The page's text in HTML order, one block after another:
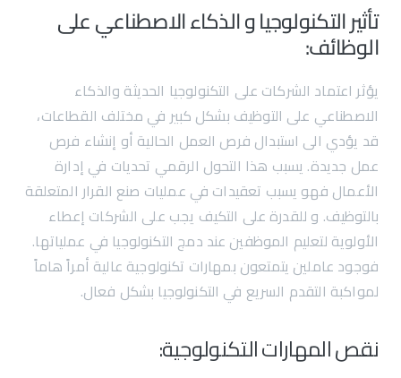
تأثير التكنولوجيا و الذكاء الاصطناعي على
الوظائف:
يؤثر اعتماد الشركات على التكنولوجيا الحديثة والذكاء
الاصطناعي على التوظيف بشكل كبير في مختلف القطاعات،
قد يؤدي الى استبدال فرص العمل الحالية أو إنشاء فرص
عمل جديدة. يسبب هذا التحول الرقمي تحديات في إدارة
الأعمال فهو يسبب تعقيدات في عمليات صنع القرار المتعلقة
بالتوظيف. و للقدرة على التكيف يجب على الشركات إعطاء
الأولوية لتعليم الموظفين عند دمج التكنولوجيا في عملياتها.
فوجود عاملين يتمتعون بمهارات تكنولوجية عالية أمراً هاماً
لمواكبة التقدم السريع في التكنولوجيا بشكل فعال.
نقص المهارات التكنولوجية: